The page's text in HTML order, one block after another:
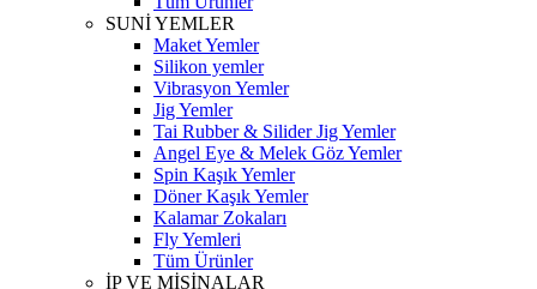
SUNİ YEMLER
Maket Yemler
Silikon yemler
Vibrasyon Yemler
Jig Yemler
Tai Rubber & Silider Jig Yemler
Angel Eye & Melek Göz Yemler
Spin Kaşık Yemler
Döner Kaşık Yemler
Kalamar Zokaları
Fly Yemleri
Tüm Ürünler
İP VE MİSİNALAR